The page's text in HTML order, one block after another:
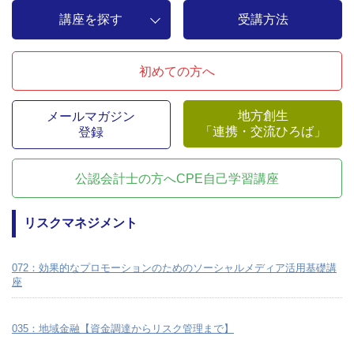
講座を探す 受講方法
初めての方へ
メールマガジン
登録
地方創生
「連携・交流ひろば」
公認会計士の方へCPE自己学習講座
リスクマネジメント
072：効果的なプロモーションのためのソーシャルメディア活用基礎講
座
035：地域金融【資金調達からリスク管理まで】